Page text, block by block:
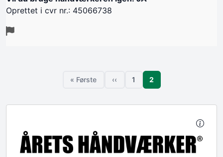
Oprettet i cvr nr.: 45066738
SideinddelingFørste side
« Første
Forrige side
‹‹
Side
1 Side
2